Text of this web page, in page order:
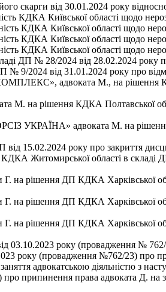
скарги від 30.01.2024 року
КДКА Київської області щодо
КДКА Київської області щодо
КДКА Київської області щодо
КДКА Київської області щодо
ДП № 28/2024 від 28.02.2024 року
9/2024 від 31.01.2024 року про
адвоката М., на рішення
на рішення КДКА Полтавської
УКРАЇНА» адвоката М. на рішення
15.02.2024 року про закриття
Житомирської області в
на рішення ДП КДКА Харківської
на рішення ДП КДКА Харківської
на рішення ДП КДКА Харківської
03.10.2023 року (провадження №
року (провадження №762/23) про
адвокатською діяльністю з
припинення права адвоката Д. на